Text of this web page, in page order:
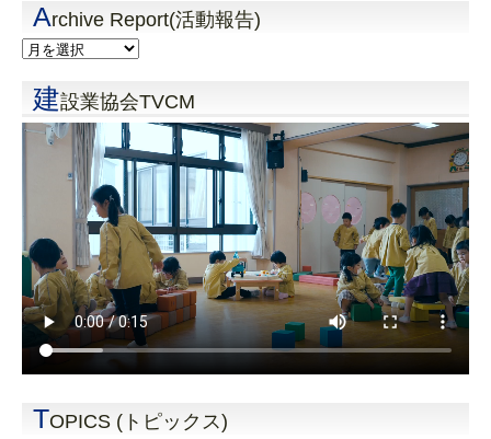
Archive Report(活動報告)
建設業協会TVCM
TOPICS (トピックス)